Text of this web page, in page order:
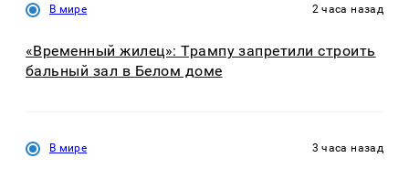
В мире 2 часа назад
«Временный жилец»: Трампу запретили строить
бальный зал в Белом доме
В мире 3 часа назад